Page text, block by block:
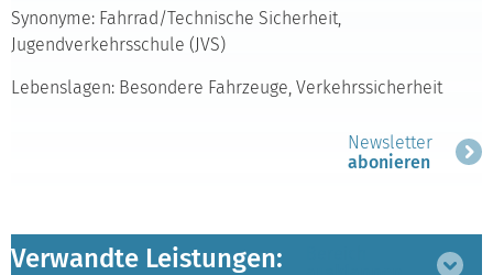
Synonyme: Fahrrad/Technische Sicherheit,
Jugendverkehrsschule (JVS)
Lebenslagen: Besondere Fahrzeuge, Verkehrssicherheit
Newsletter
abonieren
Verwandte Leistungen: